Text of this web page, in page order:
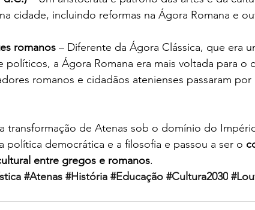
cidade, incluindo reformas na Ágora Romana e
romanos – Diferente da Ágora Clássica, que era
políticos, a Ágora Romana era mais voltada para o
romanos e cidadãos atenienses passaram por
transformação de Atenas sob o domínio do
democrática e a filosofia e passou a ser o
entre gregos e romanos.
#Atenas #História #Educação #Cultura2030